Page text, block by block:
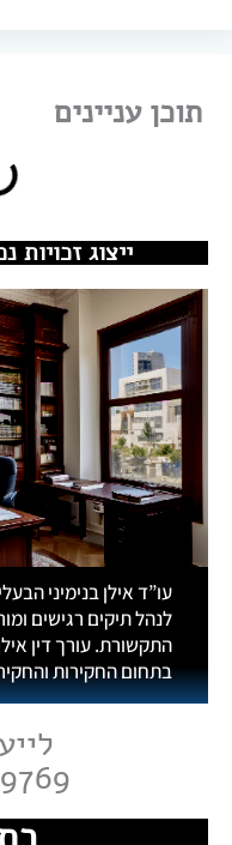
תוכן עניינים
ייצוג
עו”ד אילן בנימיני
לנהל תיקים רגישים
התקשורת. עורך דין אילן
בתחום החקירות